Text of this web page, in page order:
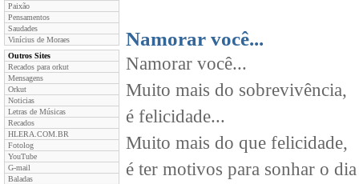
Paixão
Pensamentos
Saudades
Vinícius de Moraes
Outros Sites
Recados para orkut
Mensagens
Orkut
Noticias
Letras de Músicas
Recados
HLERA.COM.BR
Fotolog
YouTube
G-mail
Baladas
Namorar você...
Namorar você...
Muito mais do sobrevivência,
é felicidade...
Muito mais do que felicidade,
é ter motivos para sonhar o